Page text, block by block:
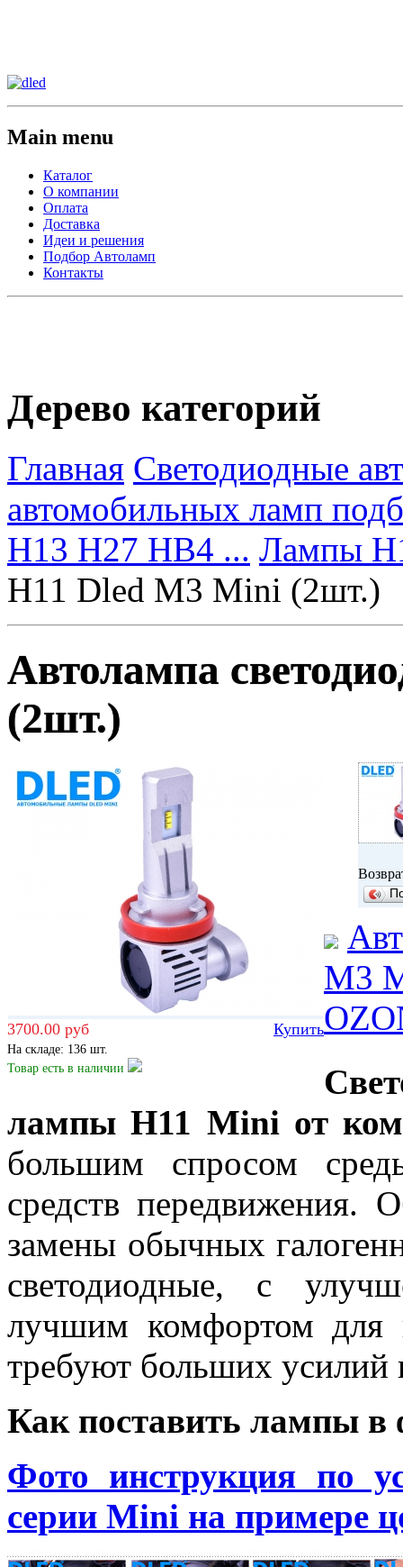
Main menu
Каталог
О компании
Оплата
Доставка
Идеи и решения
Подбор Автоламп
Контакты
Дерево категорий
Главная Светодиодные
автомобильных ламп
H13 H27 HB4 ... Лампы
H11 Dled M3 Mini (2шт.)
Автолампа
(2шт.)
3700.00 руб Купить
На складе: 136 шт.
Товар есть в наличии
M3
лампы H11 Mini от
большим спросом
средств передвижения.
замены обычных
светодиодные, с
лучшим комфортом для
требуют больших усилий
Как поставить лампы в
Фото инструкция по
серии Mini на примере